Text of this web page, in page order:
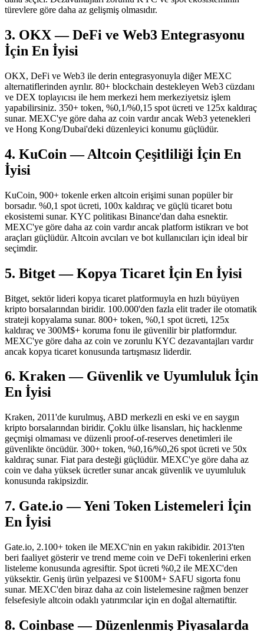
türevlere göre daha az gelişmiş olmasıdır.
3. OKX — DeFi ve Web3 Entegrasyonu
İçin En İyisi
OKX, DeFi ve Web3 ile derin entegrasyonuyla diğer MEXC
alternatiflerinden ayrılır. 80+ blockchain destekleyen Web3 cüzdanı
ve DEX toplayıcısı ile hem merkezi hem merkeziyetsiz işlem
yapabilirsiniz. 350+ token, %0,1/%0,15 spot ücreti ve 125x kaldıraç
sunar. MEXC'ye göre daha az coin vardır ancak Web3 yetenekleri
ve Hong Kong/Dubai'deki düzenleyici konumu güçlüdür.
4. KuCoin — Altcoin Çeşitliliği İçin En
İyisi
KuCoin, 900+ tokenle erken altcoin erişimi sunan popüler bir
borsadır. %0,1 spot ücreti, 100x kaldıraç ve güçlü ticaret botu
ekosistemi sunar. KYC politikası Binance'dan daha esnektir.
MEXC'ye göre daha az coin vardır ancak platform istikrarı ve bot
araçları güçlüdür. Altcoin avcıları ve bot kullanıcıları için ideal bir
seçimdir.
5. Bitget — Kopya Ticaret İçin En İyisi
Bitget, sektör lideri kopya ticaret platformuyla en hızlı büyüyen
kripto borsalarından biridir. 100.000'den fazla elit trader ile otomatik
strateji kopyalama sunar. 800+ token, %0,1 spot ücreti, 125x
kaldıraç ve 300M$+ koruma fonu ile güvenilir bir platformdur.
MEXC'ye göre daha az coin ve zorunlu KYC dezavantajları vardır
ancak kopya ticaret konusunda tartışmasız liderdir.
6. Kraken — Güvenlik ve Uyumluluk İçin
En İyisi
Kraken, 2011'de kurulmuş, ABD merkezli en eski ve en saygın
kripto borsalarından biridir. Çoklu ülke lisansları, hiç hacklenme
geçmişi olmaması ve düzenli proof-of-reserves denetimleri ile
güvenlikte öncüdür. 300+ token, %0,16/%0,26 spot ücreti ve 50x
kaldıraç sunar. Fiat para desteği güçlüdür. MEXC'ye göre daha az
coin ve daha yüksek ücretler sunar ancak güvenlik ve uyumluluk
konusunda rakipsizdir.
7. Gate.io — Yeni Token Listemeleri İçin
En İyisi
Gate.io, 2.100+ token ile MEXC'nin en yakın rakibidir. 2013'ten
beri faaliyet gösterir ve trend meme coin ve DeFi tokenlerini erken
listeleme konusunda agresiftir. Spot ücreti %0,2 ile MEXC'den
yüksektir. Geniş ürün yelpazesi ve $100M+ SAFU sigorta fonu
sunar. MEXC'den biraz daha az coin listelemesine rağmen benzer
felsefesiyle altcoin odaklı yatırımcılar için en doğal alternatiftir.
8. Coinbase — Düzenlenmiş Piyasalarda